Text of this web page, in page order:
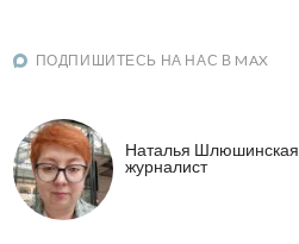
ПОДПИШИТЕСЬ НА НАС В MAX
Наталья Шлюшинская
журналист